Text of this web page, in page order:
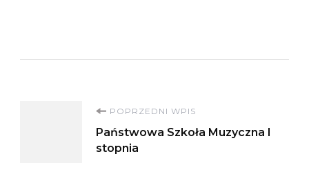
Nawigacja
wpisu
POPRZEDNI WPIS
Państwowa Szkoła Muzyczna I
stopnia